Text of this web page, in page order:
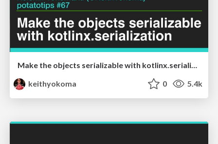
Make the objects serializable with kotlinx.serialization
keithyokoma
0 5.4k